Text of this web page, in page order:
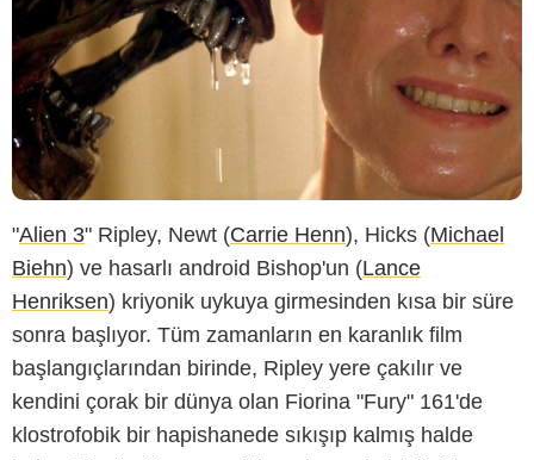
"Alien 3" Ripley, Newt (Carrie Henn), Hicks (Michael
Biehn) ve hasarlı android Bishop'un (Lance
Henriksen) kriyonik uykuya girmesinden kısa bir süre
sonra başlıyor. Tüm zamanların en karanlık film
başlangıçlarından birinde, Ripley yere çakılır ve
kendini çorak bir dünya olan Fiorina "Fury" 161'de
klostrofobik bir hapishanede sıkışıp kalmış halde